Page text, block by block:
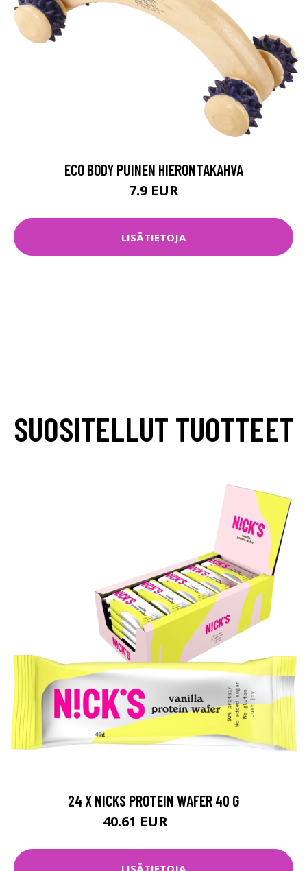
ECO BODY PUINEN HIERONTAKAHVA
7.9 EUR
LISÄTIETOJA
SUOSITELLUT TUOTTEET
24 X NICKS PROTEIN WAFER 40 G
40.61 EUR
LISÄTIETOJA